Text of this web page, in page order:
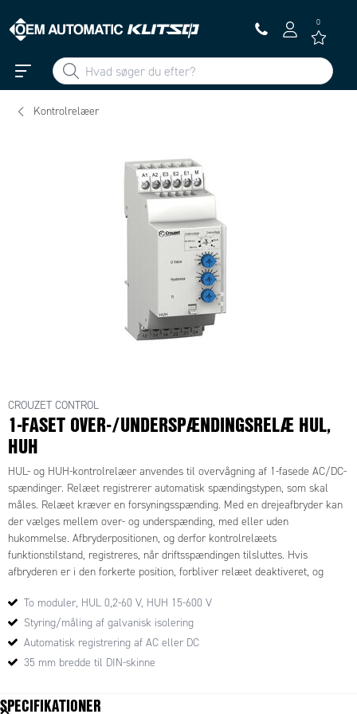
0
Kontrolrelæer
CROUZET CONTROL
1-FASET OVER-/UNDERSPÆNDINGSRELÆ HUL,
HUH
HUL- og HUH-kontrolrelæer anvendes til overvågning af 1-fasede AC/DC-
spændinger. Relæet registrerer automatisk spændingstypen, som skal
måles. Relæet kræver en forsyningsspænding. Med en drejeafbryder kan
der vælges mellem over- og underspænding, med eller uden
hukommelse. Afbryderpositionen, og derfor kontrolrelæets
funktionstilstand, registreres, når driftsspændingen tilsluttes. Hvis
afbryderen er i den forkerte position, forbliver relæet deaktiveret, og
afbryderpositionen ændres ved drift, begynder alle lysdioder at blinke,
men enheden vil fortsat fungere normalt med den spænding, der blev
indstillet ved den seneste forsyningstilslutning. Lysdioderne vender tilbage
til normal funktion, når afbryderen vender tilbage til sin originalposition,
skaleret i procent af den spænding, der skal overvåges.
To moduler, HUL 0,2-60 V, HUH 15-600 V
Styring/måling af galvanisk isolering
Automatisk registrering af AC eller DC
35 mm bredde til DIN-skinne
SPECIFIKATIONER